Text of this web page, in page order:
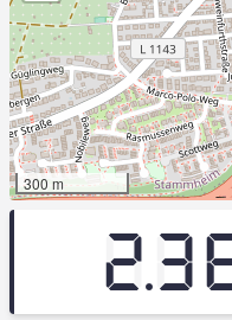
300 m